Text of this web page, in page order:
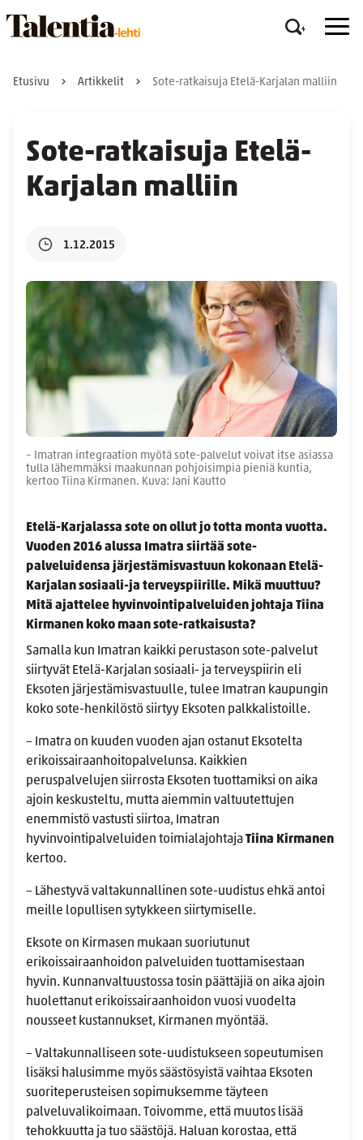
Etusivu Artikkelit Sote-ratkaisuja Etelä-Karjalan malliin
Sote-ratkaisuja Etelä-
Karjalan malliin
1.12.2015
– Imatran integraation myötä sote-palvelut voivat itse asiassa
tulla lähemmäksi maakunnan pohjoisimpia pieniä kuntia,
kertoo Tiina Kirmanen. Kuva: Jani Kautto
Etelä-Karjalassa sote on ollut jo totta monta vuotta.
Vuoden 2016 alussa Imatra siirtää sote-
palveluidensa järjestämisvastuun kokonaan Etelä-
Karjalan sosiaali-ja terveyspiirille. Mikä muuttuu?
Mitä ajattelee hyvinvointipalveluiden johtaja Tiina
Kirmanen koko maan sote-ratkaisusta?
Samalla kun Imatran kaikki perustason sote-palvelut
siirtyvät Etelä-Karjalan sosiaali- ja terveyspiirin eli
Eksoten järjestämisvastuulle, tulee Imatran kaupungin
koko sote-henkilöstö siirtyy Eksoten palkkalistoille.
– Imatra on kuuden vuoden ajan ostanut Eksotelta
erikoissairaanhoitopalvelunsa. Kaikkien
peruspalvelujen siirrosta Eksoten tuottamiksi on aika
ajoin keskusteltu, mutta aiemmin valtuutettujen
enemmistö vastusti siirtoa, Imatran
hyvinvointipalveluiden toimialajohtajaTiina Kirmanen
kertoo.
– Lähestyvä valtakunnallinen sote-uudistus ehkä antoi
meille lopullisen sytykkeen siirtymiselle.
Eksote on Kirmasen mukaan suoriutunut
erikoissairaanhoidon palveluiden tuottamisestaan
hyvin. Kunnanvaltuustossa tosin päättäjiä on aika ajoin
huolettanut erikoissairaanhoidon vuosi vuodelta
nousseet kustannukset, Kirmanen myöntää.
– Valtakunnalliseen sote-uudistukseen sopeutumisen
lisäksi halusimme myös säästösyistä vaihtaa Eksoten
suoriteperusteisen sopimuksemme täyteen
palveluvalikoimaan. Toivomme, että muutos lisää
tehokkuutta ja tuo säästöjä. Haluan korostaa, että